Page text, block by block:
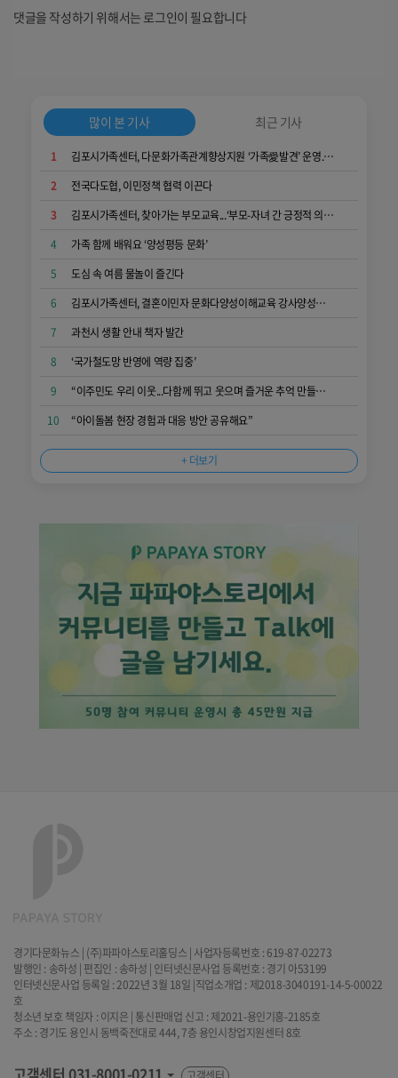
댓글을 작성하기 위해서는 로그인이 필요합니다
많이 본 기사 최근 기사
1
김포시가족센터, 다문화가족관계향상지원 ‘가족愛발견’ 운영...가족 소통과 공감 키워
2
전국다도협, 이민정책 협력 이끈다
3
김포시가족센터, 찾아가는 부모교육...‘부모-자녀 간 긍정적 의사소통 역량 키워요’
4
가족 함께 배워요 ‘양성평등 문화’
5
도심 속 여름 물놀이 즐긴다
6
김포시가족센터, 결혼이민자 문화다양성이해교육 강사양성과정...다문화 감수성 향상
7
과천시 생활 안내 책자 발간
8
‘국가철도망 반영에 역량 집중’
9
“이주민도 우리 이웃...다함께 뛰고 웃으며 즐거운 추억 만들어요”
10
“아이돌봄 현장 경험과 대응 방안 공유해요”
+ 더보기
경기다문화뉴스 | (주)파파야스토리홀딩스 | 사업자등록번호 : 619-87-02273
발행인 : 송하성 | 편집인 : 송하성 | 인터넷신문사업 등록번호 : 경기 아53199
인터넷신문사업 등록일 : 2022년 3월 18일 |직업소개업 : 제2018-3040191-14-5-00022
호
청소년 보호 책임자 : 이지은 | 통신판매업 신고 : 제2021-용인기흥-2185호
주소 : 경기도 용인시 동백죽전대로 444, 7층 용인시창업지원센터 8호
고객센터 031-8001-0211